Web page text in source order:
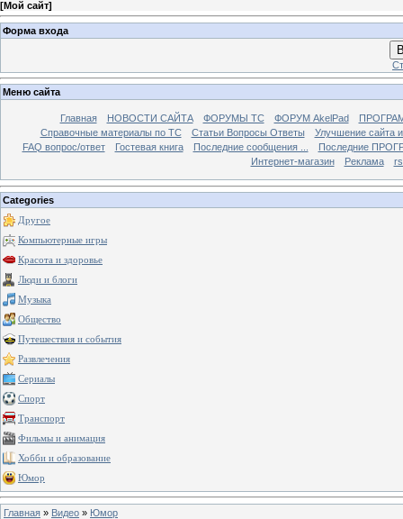
[Мой сайт]
Форма входа
Меню сайта
Главная НОВОСТИ САЙТА ФОРУМЫ TC ФОРУМ AkelPad
Справочные материалы по TС
Статьи Вопросы Ответы
Улучшение сайта
FAQ вопрос/ответ
Гостевая книга Последние сообщения ...
Последние
Интернет-магазин
Реклама
Categories
Другое
Компьютерные игры
Красота и здоровье
Люди и блоги
Музыка
Общество
Путешествия и события
Развлечения
Сериалы
Спорт
Транспорт
Фильмы и анимация
Хобби и образование
Юмор
Главная » Видео » Юмор